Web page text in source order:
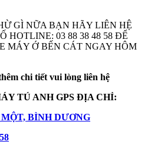
GÌ NỮA BẠN HÃY LIÊN HỆ
HOTLINE: 03 88 38 48 58 ĐỂ
MÁY Ớ BẾN CÁT NGAY HÔM
chi tiết vui lòng liên hệ
TÚ ANH GPS ĐỊA CHỈ:
BÌNH DƯƠNG